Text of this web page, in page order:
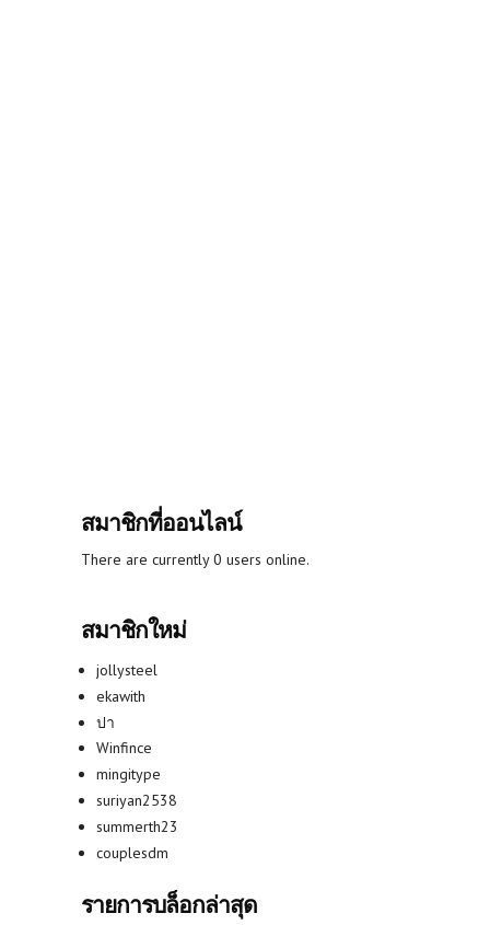
สมาชิกที่ออนไลน์
There are currently 0 users online.
สมาชิกใหม่
jollysteel
ekawith
ปา
Winfince
mingitype
suriyan2538
summerth23
couplesdm
รายการบล็อกล่าสุด